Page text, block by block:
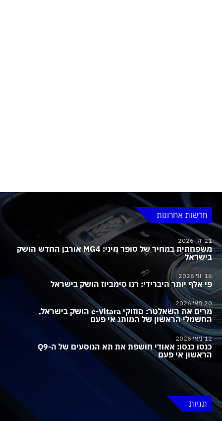
חדשות אחרונות
21 יולי 2026
משפחתית במחיר של סופר מיני: MG4 אורבן החדש הושק
בישראל
16 יוני 2026
פי אלף יותר היברידי: רנו סימביוז הושק בישראל
20 מאי 2026
מרים את השאלטר: סוזוקי e-Vitara הושק בישראל,
החשמלי הראשון של המותג אי פעם
12 מאי 2026
כנסו כנסו: אאודי חושפת את תא הנוסעים של ה-Q9
הראשון אי פעם
תגיות